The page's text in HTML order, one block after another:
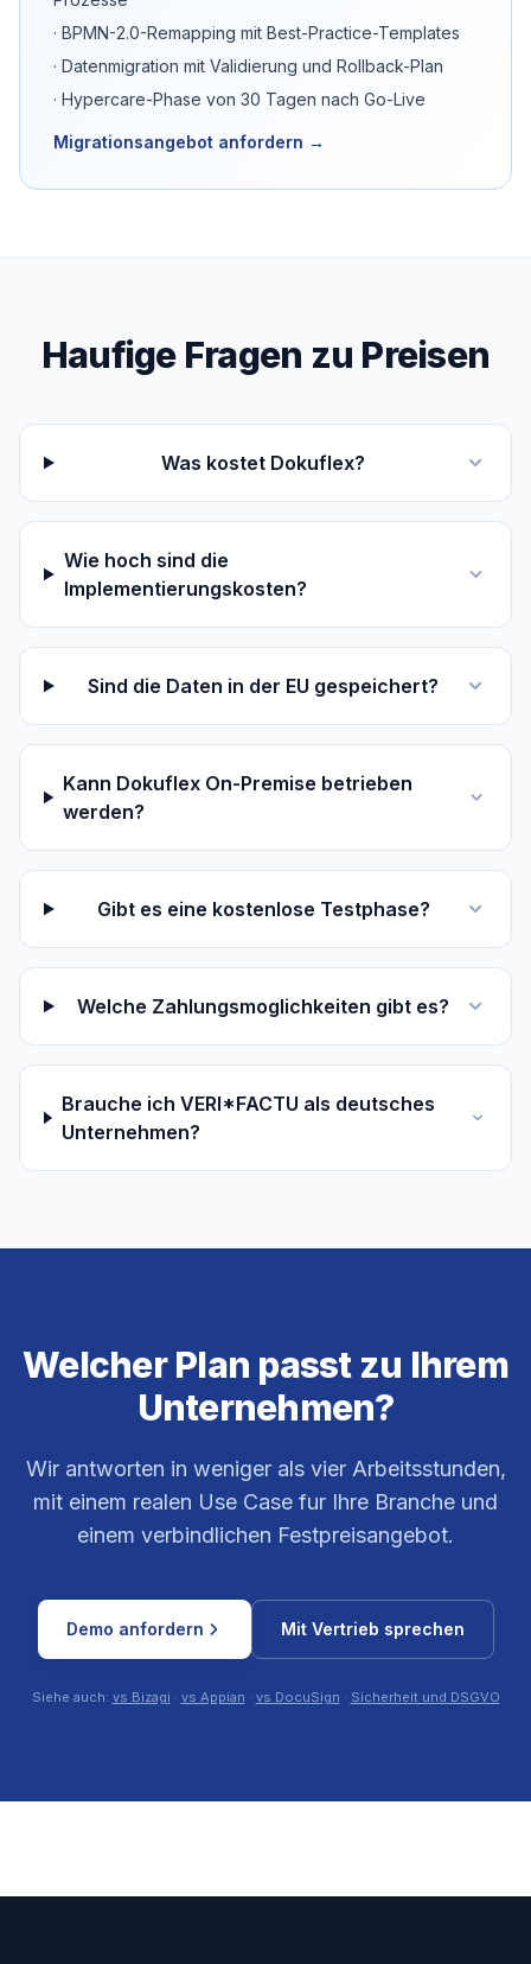
· BPMN-2.0-Remapping mit Best-Practice-Templates
· Datenmigration mit Validierung und Rollback-Plan
· Hypercare-Phase von 30 Tagen nach Go-Live
Migrationsangebot anfordern →
Haufige Fragen zu Preisen
Was kostet Dokuflex?
Wie hoch sind die
Implementierungskosten?
Sind die Daten in der EU gespeichert?
Kann Dokuflex On-Premise betrieben
werden?
Gibt es eine kostenlose Testphase?
Welche Zahlungsmoglichkeiten gibt es?
Brauche ich VERI*FACTU als deutsches
Unternehmen?
Welcher Plan passt zu Ihrem
Unternehmen?
Wir antworten in weniger als vier Arbeitsstunden,
mit einem realen Use Case fur Ihre Branche und
einem verbindlichen Festpreisangebot.
Demo anfordern Mit Vertrieb sprechen
Siehe auch: vs Bizagi · vs Appian · vs DocuSign · Sicherheit und DSGVO